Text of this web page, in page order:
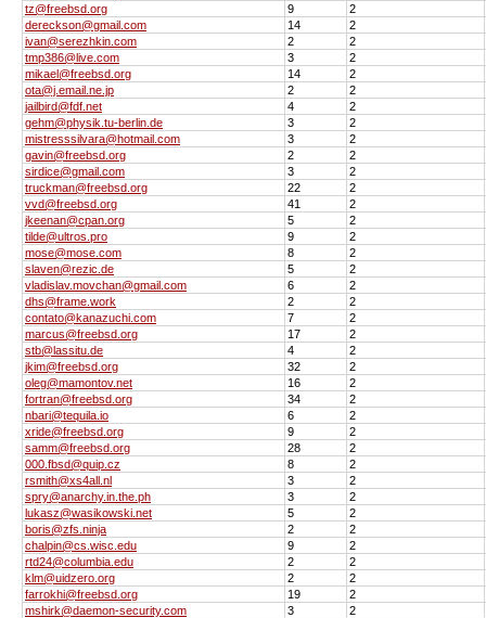
tz@freebsd.org
9
2
dereckson@gmail.com
14
2
ivan@serezhkin.com
2
2
tmp386@live.com
3
2
mikael@freebsd.org
14
2
ota@j.email.ne.jp
2
2
jailbird@fdf.net
4
2
gehm@physik.tu-berlin.de
3
2
mistresssilvara@hotmail.com
3
2
gavin@freebsd.org
2
2
sirdice@gmail.com
3
2
truckman@freebsd.org
22
2
vvd@freebsd.org
41
2
jkeenan@cpan.org
5
2
tilde@ultros.pro
9
2
mose@mose.com
8
2
slaven@rezic.de
5
2
vladislav.movchan@gmail.com
6
2
dhs@frame.work
2
2
contato@kanazuchi.com
7
2
marcus@freebsd.org
17
2
stb@lassitu.de
4
2
jkim@freebsd.org
32
2
oleg@mamontov.net
16
2
fortran@freebsd.org
34
2
nbari@tequila.io
6
2
xride@freebsd.org
9
2
samm@freebsd.org
28
2
000.fbsd@quip.cz
8
2
rsmith@xs4all.nl
3
2
spry@anarchy.in.the.ph
3
2
lukasz@wasikowski.net
5
2
boris@zfs.ninja
2
2
chalpin@cs.wisc.edu
9
2
rtd24@columbia.edu
2
2
klm@uidzero.org
2
2
farrokhi@freebsd.org
19
2
mshirk@daemon-security.com
3
2